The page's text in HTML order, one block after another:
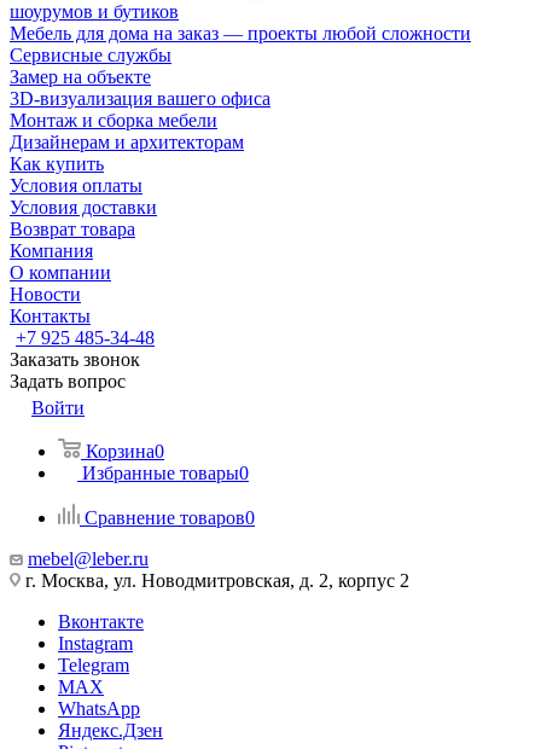
шоурумов и бутиков
Мебель для дома на заказ — проекты любой сложности
Сервисные службы
Замер на объекте
3D-визуализация вашего офиса
Монтаж и сборка мебели
Дизайнерам и архитекторам
Как купить
Условия оплаты
Условия доставки
Возврат товара
Компания
О компании
Новости
Контакты
+7 925 485-34-48
Заказать звонок
Задать вопрос
Войти
Корзина0
Избранные товары0
Сравнение товаров0
mebel@leber.ru
г. Москва, ул. Новодмитровская, д. 2, корпус 2
Вконтакте
Instagram
Telegram
MAX
WhatsApp
Яндекс.Дзен